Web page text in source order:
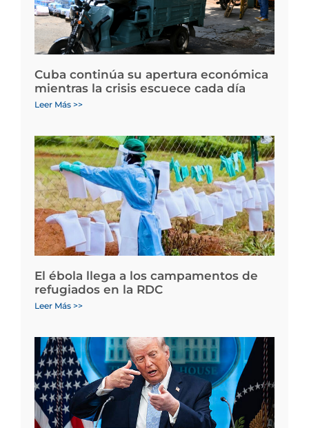
Cuba continúa su apertura económica
mientras la crisis escuece cada día
Leer Más >>
El ébola llega a los campamentos de
refugiados en la RDC
Leer Más >>